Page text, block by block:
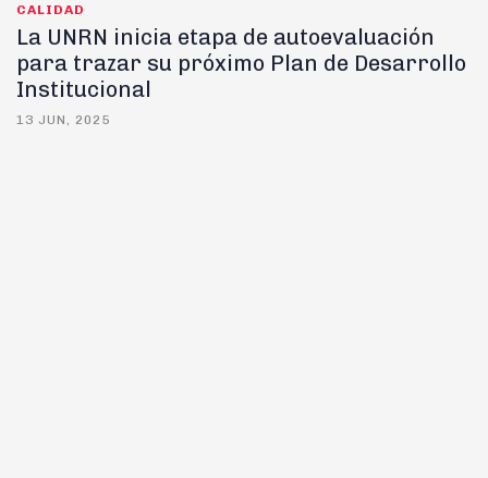
CALIDAD
La UNRN inicia etapa de autoevaluación
para trazar su próximo Plan de Desarrollo
Institucional
13 JUN, 2025